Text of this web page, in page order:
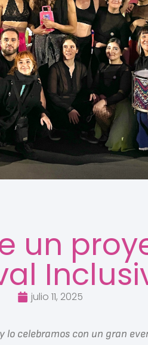
un
julio 11, 2025
lo celebramos con un gran